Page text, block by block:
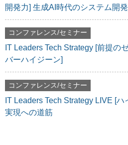
開発力] 生成AI時代のシステム開
コンファレンス/セミナー
IT Leaders Tech Strategy [前提の
バーハイジーン]
コンファレンス/セミナー
IT Leaders Tech Strategy LIVE [
実現への道筋